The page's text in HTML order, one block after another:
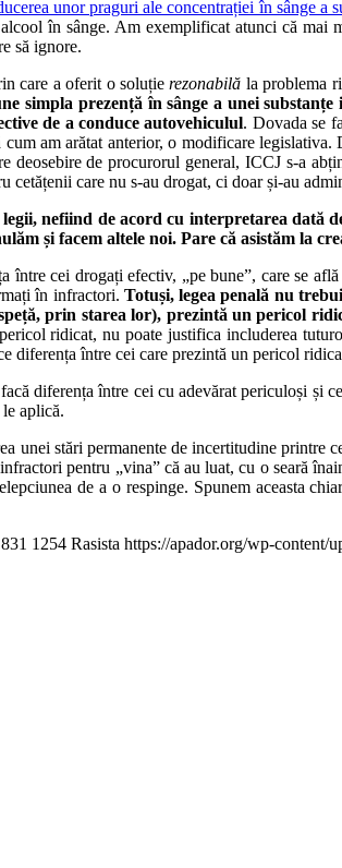
unor praguri ale concentrației în sânge a
în sânge. Am exemplificat atunci că
să ignore.
care a oferit o soluțierezonabilă la problema
prezență în sânge a unei
de a conduce autovehiculul. Dovada se
am arătat anterior, o modificare
de procurorul general, ICCJ s-a
care nu s-au drogat, ci doar și-au
nefiind de acord cu interpretarea dată
și facem altele noi. Pare că asistăm la
între cei drogați efectiv, „pe bune”, care se
în infractori. Totuși, legea penală nu
prin starea lor), prezintă un pericol
ridicat, nu poate justifica includerea
diferența între cei care prezintă un pericol
diferența între cei cu adevărat periculoși
aplică.
unei stări permanente de incertitudine printre
pentru „vina” că au luat, cu o seară
de a o respinge. Spunem aceasta
831 1254 Rasista https://apador.org/wp-content/